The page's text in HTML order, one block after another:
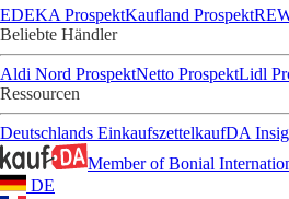
EDEKA ProspektKaufland Prospekt
Beliebte Händler
Aldi Nord ProspektNetto ProspektLidl
Ressourcen
Deutschlands EinkaufszettelkaufDA
Member of Bonial
DE